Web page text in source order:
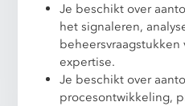
Je beschikt over
het signaleren,
expertise.
Je beschikt over
procesontwikkeling,